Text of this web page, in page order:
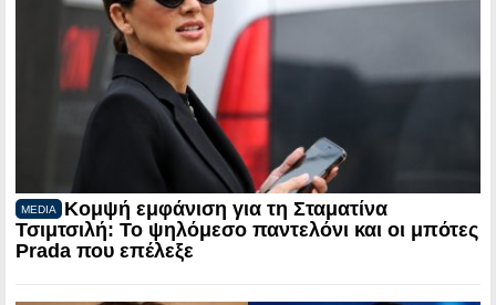
MEDIA
Κομψή εμφάνιση για τη Σταματίνα
Τσιμτσιλή: Το ψηλόμεσο παντελόνι και οι μπότες
Prada που επέλεξε